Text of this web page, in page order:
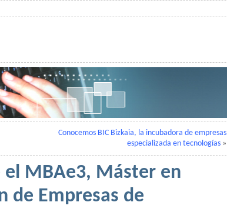
Conocemos BIC Bizkaia, la incubadora de empresas
especializada en tecnologías »
el MBAe3, Máster en
de Empresas de